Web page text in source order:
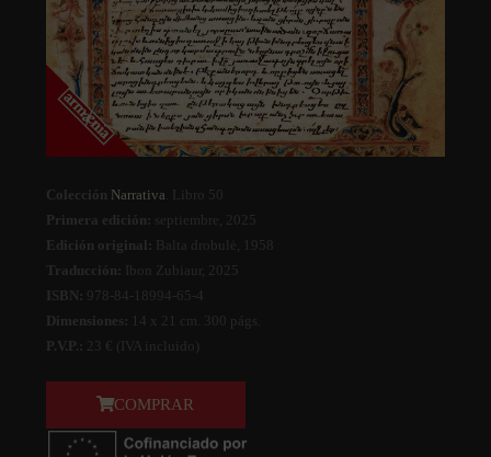
Colección Narrativa . Libro 50
Primera edición: septiembre, 2025
Edición original:
Balta drobulė, 1958
Traducción:
Ibon Zubiaur, 2025
ISBN:
978-84-18994-65-4
Dimensiones:
14 x 21 cm. 300 págs.
P.V.P.: 23 € (IVA incluido)
COMPRAR